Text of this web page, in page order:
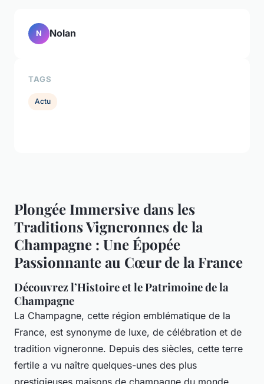
Plongée Immersive dans les
Traditions Vigneronnes de la
Champagne : Une Épopée
Passionnante au Cœur de la France
Découvrez l’Histoire et le Patrimoine de la
Champagne
La Champagne, cette région emblématique de la
France, est synonyme de luxe, de célébration et de
tradition vigneronne. Depuis des siècles, cette terre
fertile a vu naître quelques-unes des plus
N Nolan
TAGS
Actu